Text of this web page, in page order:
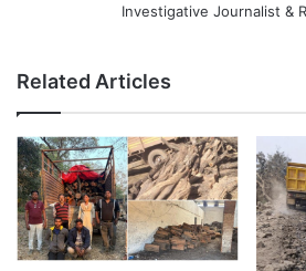
Investigative Journalist &
Related Articles